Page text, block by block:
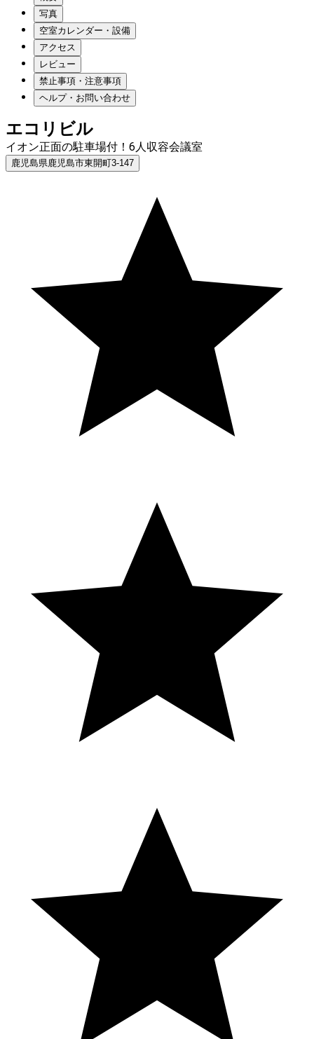
写真
空室カレンダー・設備
アクセス
レビュー
禁止事項・注意事項
ヘルプ・お問い合わせ
エコリビル
イオン正面の駐車場付！6人収容会議室
鹿児島県鹿児島市東開町3-147